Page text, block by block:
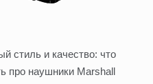
стиль и качество: что
про наушники Marshall